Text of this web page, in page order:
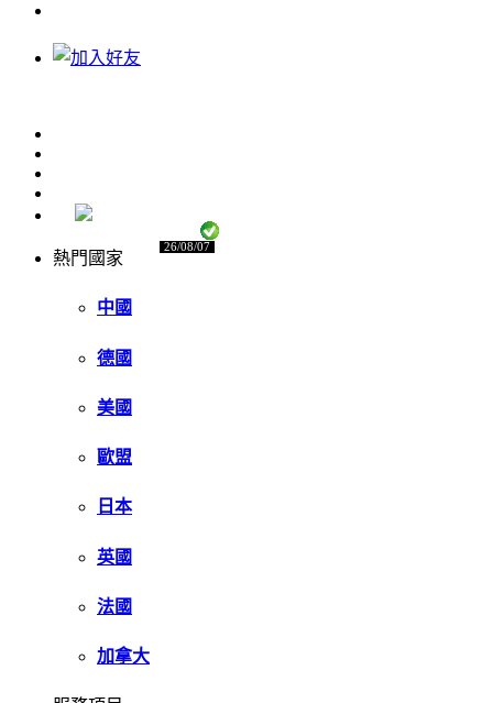
26/08/07
熱門國家
中國
德國
美國
歐盟
日本
英國
法國
加拿大